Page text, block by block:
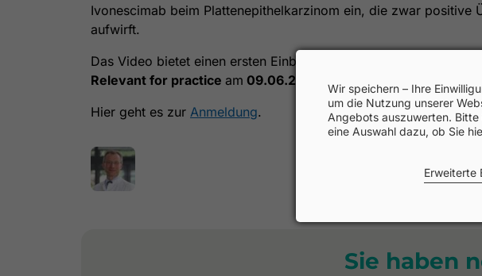
Ivonescimab beim Plattenepithelkarzinom ein, die zwar
aufwirft.
Das Video bietet einen ersten Einblick in relevante
Relevant for practice am 09.06.2026
Hier geht es zur Anmeldung.
Sie haben
Wir speichern – Ihre
um die Nutzung unserer
Angebots auszuwerten.
eine Auswahl dazu, ob Sie
Erweiterte